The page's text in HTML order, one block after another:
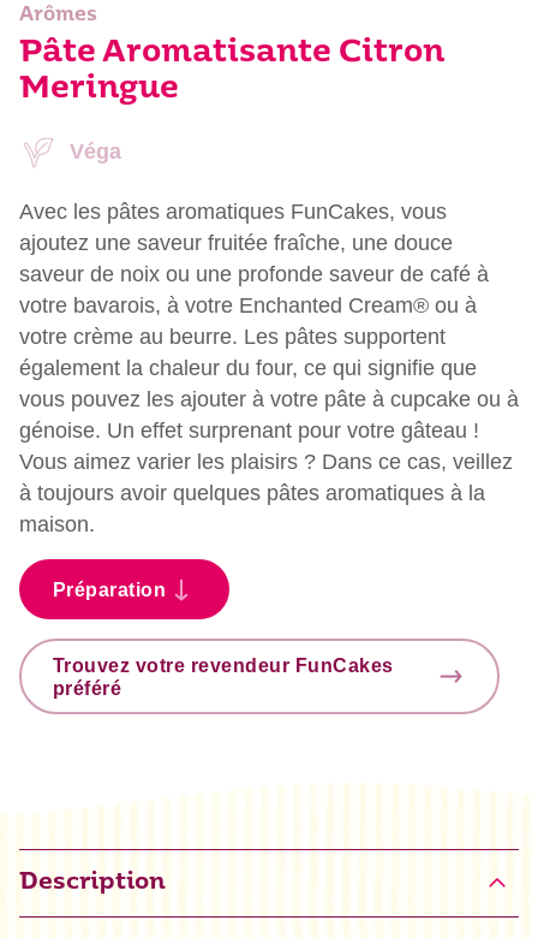
Arômes
Pâte Aromatisante Citron
Meringue
Véga
Avec les pâtes aromatiques FunCakes, vous
ajoutez une saveur fruitée fraîche, une douce
saveur de noix ou une profonde saveur de café à
votre bavarois, à votre Enchanted Cream® ou à
votre crème au beurre. Les pâtes supportent
également la chaleur du four, ce qui signifie que
vous pouvez les ajouter à votre pâte à cupcake ou à
génoise. Un effet surprenant pour votre gâteau !
Vous aimez varier les plaisirs ? Dans ce cas, veillez
à toujours avoir quelques pâtes aromatiques à la
maison.
Préparation
Trouvez votre revendeur FunCakes
préféré
Description